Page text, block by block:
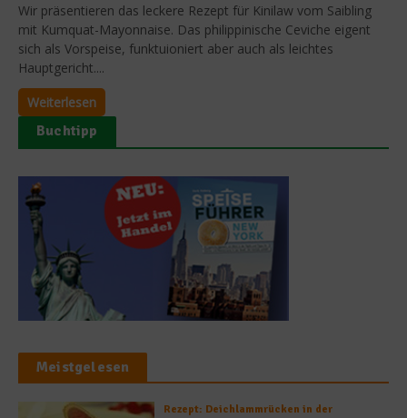
Wir präsentieren das leckere Rezept für Kinilaw vom Saibling
mit Kumquat-Mayonnaise. Das philippinische Ceviche eigent
sich als Vorspeise, funktuioniert aber auch als leichtes
Hauptgericht....
Weiterlesen
Buchtipp
Meistgelesen
Rezept: Deichlammrücken in der